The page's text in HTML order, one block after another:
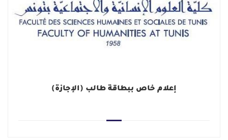
إعلام خاص ببطاقة طالب (الإجازة)